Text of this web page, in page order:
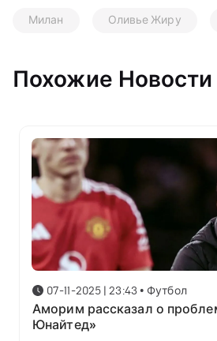
Милан Оливье Жиру
Похожие Новости
07-11-2025 | 23:43 • Футбол
Аморим рассказал о
Юнайтед»